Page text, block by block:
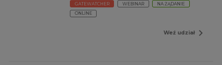
GATEWATCHER WEBINAR
NA ŻĄDANIE
ONLINE
Weź udziałnavigate_next